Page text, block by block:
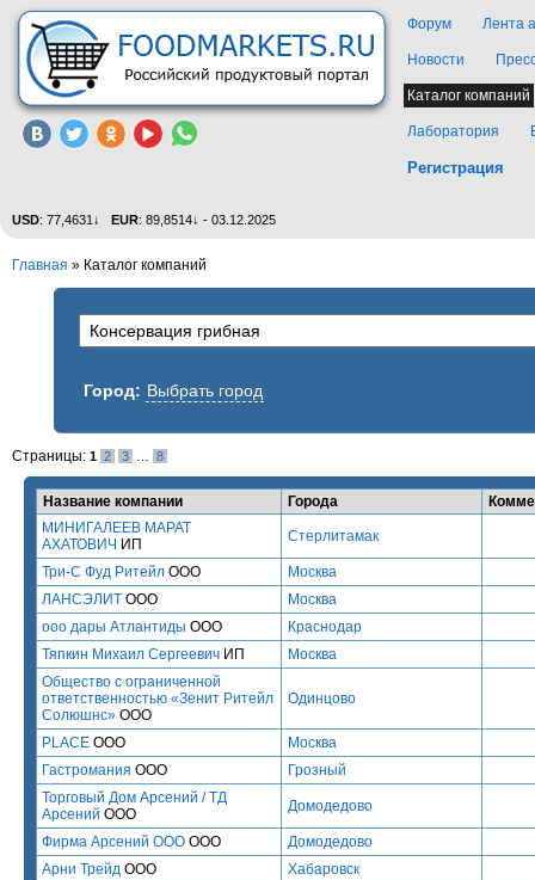
Форум Лента
Новости
Каталог компаний
Лаборатория
Регистрация
USD: 77,4631↓ EUR: 89,8514↓ - 03.12.2025
Главная » Каталог компаний
Город: Выбрать город
Страницы: 1 2 3 8
Название компании Города
МИНИГАЛЕЕВ МАРАТ
АХАТОВИЧ ИП Стерлитамак
Три-С Фуд Ритейл ООО
Москва
ЛАНСЭЛИТ ООО
Москва
ооо дары Атлантиды ООО
Краснодар
Тяпкин Михаил Сергеевич ИП
Москва
Общество с ограниченной
ответственностью «Зенит Ритейл
Солюшнс» ООО
Одинцово
PLACE ООО
Москва
Гастромания ООО
Грозный
Торговый Дом Арсений / ТД
Арсений ООО Домодедово
Фирма Арсений ООО ООО
Домодедово
Арни Трейд ООО
Хабаровск